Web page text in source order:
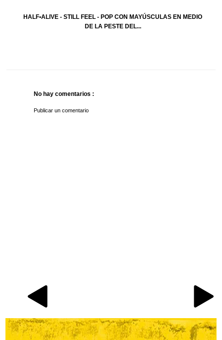
HALF•ALIVE - STILL FEEL - POP CON MAYÚSCULAS EN MEDIO
DE LA PESTE DEL...
No hay comentarios :
Publicar un comentario